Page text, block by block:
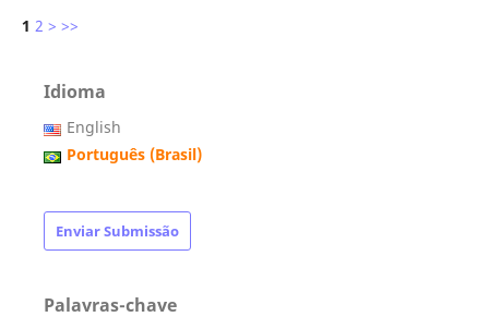
1 2 > >>
Idioma
English
Português (Brasil)
Enviar Submissão
Palavras-chave